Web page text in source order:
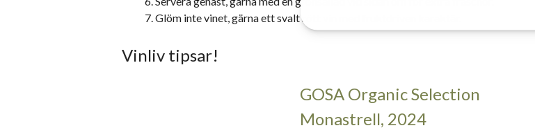
Glöm inte vinet, gärna ett svalt rött vin med fruktdriven karaktär.
Vinliv tipsar!
GOSA Organic Selection
Monastrell, 2024